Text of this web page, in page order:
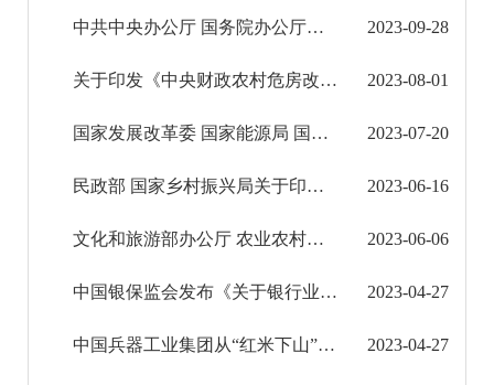
减税降费信息公开
重大建设项目信息公开
征地信息公开
国有土地上房屋征收补偿信息公开
红河州教育信息公开
医疗卫生机构信息公开
科技管理和项目经费信息公开
中共中央办公厅 国务院办公厅印发《深化集体林权制度改革方案》 2023-09-28
关于印发《中央财政农村危房改造补助资金管理办法》的通知 2023-08-01
国家发展改革委 国家能源局 国家乡村振兴局关于实施农村电网巩固提升工程的指导意见 2023-07-20
民政部 国家乡村振兴局关于印发《全国性社会组织、东部省（直辖市）社会组织与160个国家乡村 ... 2023-06-16
文化和旅游部办公厅 农业农村部办公厅关于印发《乡村文化和旅游带头人支持项目实施方案（2023... 2023-06-06
中国银保监会发布《关于银行业保险业做好2023年全面推进乡村振兴重点工作的通知》 2023-04-27
中国兵器工业集团从“红米下山”到“迎客上山”探索乡村发展新模式 2023-04-27